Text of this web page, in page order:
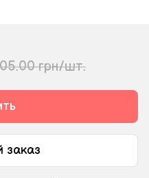
грн/шт.
заказ